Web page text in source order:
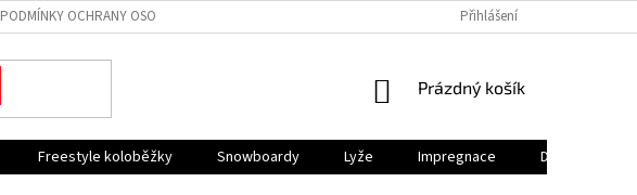
PODMÍNKY OCHRANY OSOBNÍCH ÚDAJŮ REKLAMACE VRÁCENÍ A
Přihlášení
NÁKUPNÍ
Prázdný košík
Freestyle koloběžky Snowboardy Lyže Impregnace
Dárkový